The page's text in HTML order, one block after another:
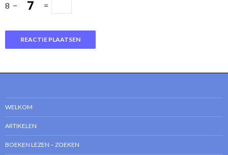
8 − =
WELKOM
ARTIKELEN
BOEKEN LEZEN – ZOEKEN